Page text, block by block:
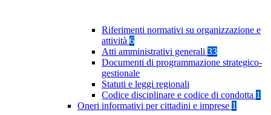
Riferimenti normativi su organizzazione e
attività 6
Atti amministrativi generali 33
Documenti di programmazione strategico-
gestionale
Statuti e leggi regionali
Codice disciplinare e codice di condotta 1
Oneri informativi per cittadini e imprese 1